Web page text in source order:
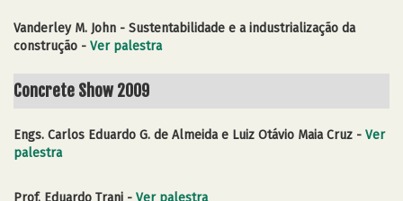
Vanderley M. John - Sustentabilidade e a industrialização da
construção - Ver palestra
Concrete Show 2009
Engs. Carlos Eduardo G. de Almeida e Luiz Otávio Maia Cruz - Ver
palestra
Prof. Eduardo Trani - Ver palestra